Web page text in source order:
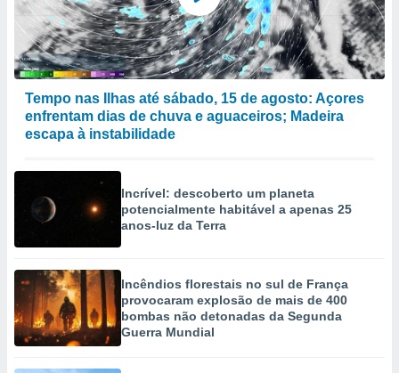
Tempo nas Ilhas até sábado, 15 de agosto: Açores
enfrentam dias de chuva e aguaceiros; Madeira
escapa à instabilidade
Incrível: descoberto um planeta
potencialmente habitável a apenas 25
anos-luz da Terra
Incêndios florestais no sul de França
provocaram explosão de mais de 400
bombas não detonadas da Segunda
Guerra Mundial